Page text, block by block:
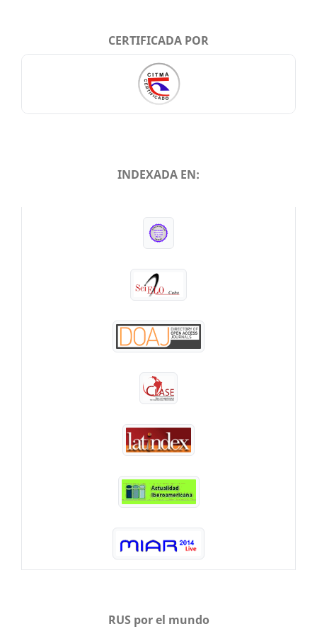
CERTIFICADA POR
INDEXADA EN:
RUS por el mundo